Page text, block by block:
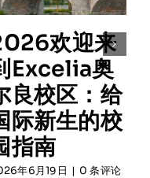
欢迎来
Excelia奥
良校区：给
际新生的校
指南
年6月19日 | 0 条评论